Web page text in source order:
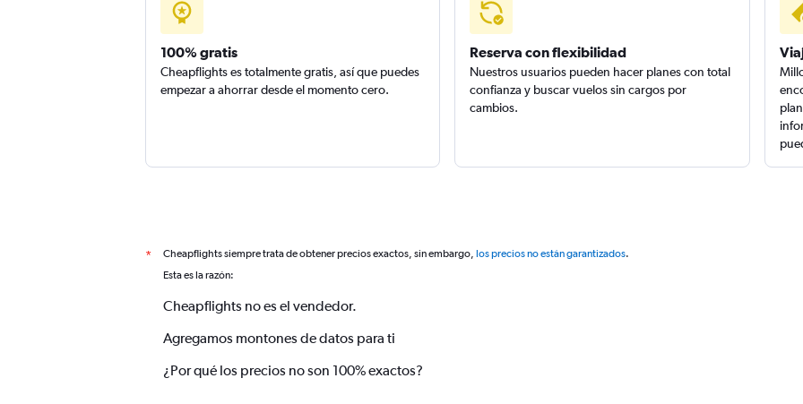
100% gratis
Cheapflights es totalmente gratis, así que puedes
empezar a ahorrar desde el momento cero.
Reserva con flexibilidad
Nuestros usuarios pueden hacer planes con total
confianza y buscar vuelos sin cargos por
cambios.
* Cheapflights siempre trata de obtener precios exactos, sin embargo, los precios no están garantizados.
Esta es la razón:
Cheapflights no es el vendedor.
Agregamos montones de datos para ti
¿Por qué los precios no son 100% exactos?